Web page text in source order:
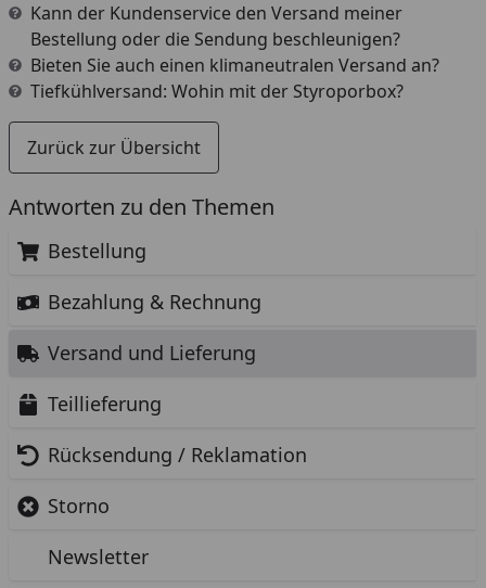
Antworten zu den Themen
Bestellung
Bezahlung & Rechnung
Versand und Lieferung
Teillieferung
Rücksendung / Reklamation
Storno
Newsletter
Kann der Kundenservice den Versand meiner
Bestellung oder die Sendung beschleunigen?
Bieten Sie auch einen klimaneutralen Versand an?
Tiefkühlversand: Wohin mit der Styroporbox?
Zurück zur Übersicht